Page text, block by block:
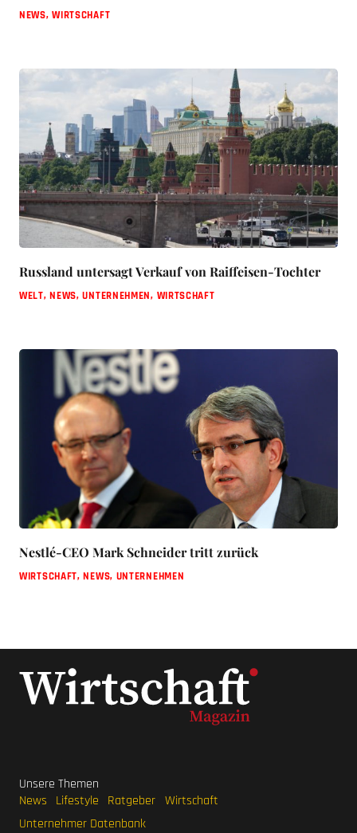
NEWS,WIRTSCHAFT
Russland untersagt Verkauf von Raiffeisen-Tochter
WELT,NEWS,UNTERNEHMEN, WIRTSCHAFT
Nestlé-CEO Mark Schneider tritt zurück
WIRTSCHAFT,NEWS, UNTERNEHMEN
Unsere Themen
News
Lifestyle Ratgeber Wirtschaft
Unternehmer Datenbank